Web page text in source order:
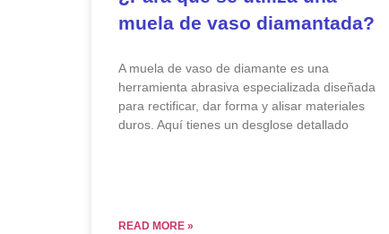
muela de vaso diamantada?
A muela de vaso de diamante es una
herramienta abrasiva especializada diseñada
para rectificar, dar forma y alisar materiales
duros. Aquí tienes un desglose detallado
READ MORE »